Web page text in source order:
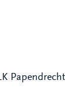
Papendrecht